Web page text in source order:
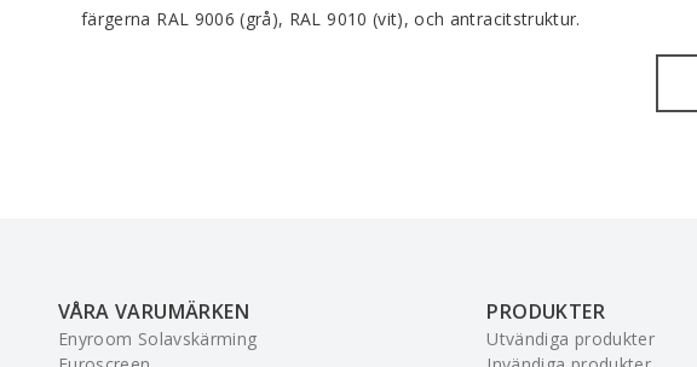
färgerna RAL 9006 (grå), RAL 9010 (vit), och antracitstruktur.
VÅRA VARUMÄRKEN
Enyroom Solavskärming
PRODUKTER
Utvändiga produkter